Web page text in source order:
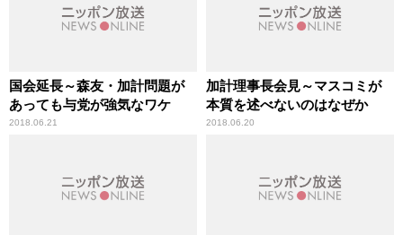
国会延長～森友・加計問題が
あっても与党が強気なワケ
2018.06.21
加計理事長会見～マスコミが
本質を述べないのはなぜか
2018.06.20